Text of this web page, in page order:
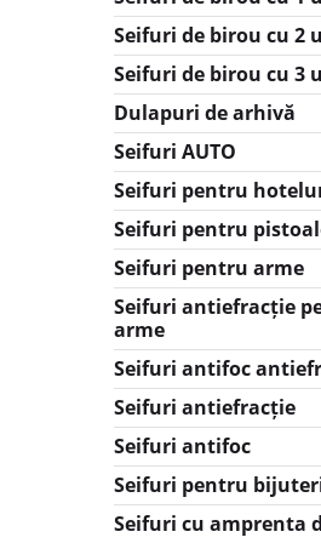
mobilier PES
Corpuri de broască
PES
Accesorii și
pentru Smart Locks
Seifuri de birou cu 2
Seifuri de birou cu 3
Dulapuri de arhivă
Seifuri AUTO
Seifuri pentru
Seifuri pentru
Seifuri pentru arme
Seifuri antiefracție
arme
Seifuri antifoc
Seifuri antiefracție
Seifuri antifoc
Seifuri pentru
Seifuri cu amprenta